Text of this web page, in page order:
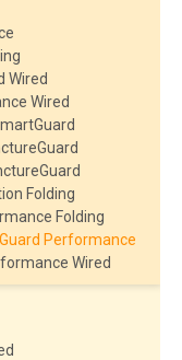
Schwalbe Kojak
Folding
от1 971 грн.
городские /
диаметр 28, ширина
Wired
Wired
Folding
Folding
Performance
Wired